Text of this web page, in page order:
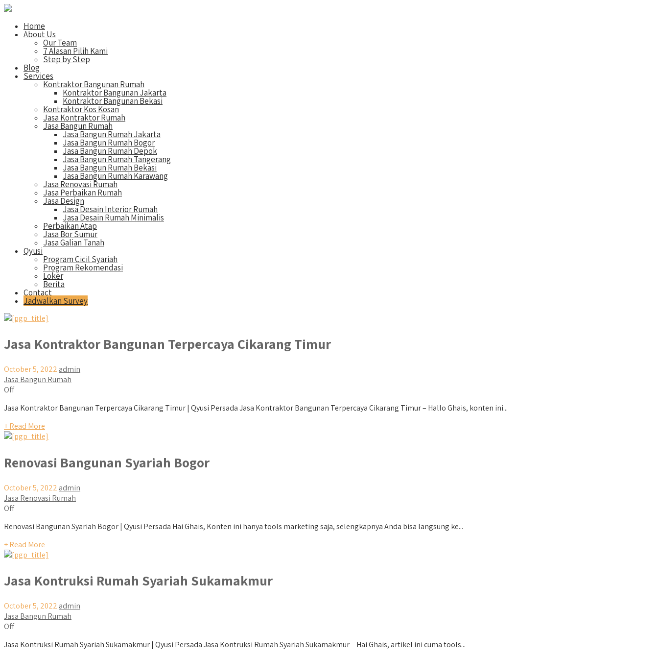
Home
About Us
Our Team
7 Alasan Pilih Kami
Step by Step
Blog
Services
Kontraktor Bangunan Rumah
Kontraktor Bangunan Jakarta
Kontraktor Bangunan Bekasi
Kontraktor Kos Kosan
Jasa Kontraktor Rumah
Jasa Bangun Rumah
Jasa Bangun Rumah Jakarta
Jasa Bangun Rumah Bogor
Jasa Bangun Rumah Depok
Jasa Bangun Rumah Tangerang
Jasa Bangun Rumah Bekasi
Jasa Bangun Rumah Karawang
Jasa Renovasi Rumah
Jasa Perbaikan Rumah
Jasa Design
Jasa Desain Interior Rumah
Jasa Desain Rumah Minimalis
Perbaikan Atap
Jasa Bor Sumur
Jasa Galian Tanah
Qyusi
Program Cicil Syariah
Program Rekomendasi
Loker
Berita
Contact
Jadwalkan Survey
Jasa Kontraktor Bangunan Terpercaya Cikarang Timur
October 5, 2022 admin
Jasa Bangun Rumah
Off
Jasa Kontraktor Bangunan Terpercaya Cikarang Timur | Qyusi Persada Jasa Kontraktor Bangunan Terpercaya Cikarang Timur – Hallo Ghais, konten ini...
+ Read More
Renovasi Bangunan Syariah Bogor
October 5, 2022 admin
Jasa Renovasi Rumah
Off
Renovasi Bangunan Syariah Bogor | Qyusi Persada Hai Ghais, Konten ini hanya tools marketing saja, selengkapnya Anda bisa langsung ke...
+ Read More
Jasa Kontruksi Rumah Syariah Sukamakmur
October 5, 2022 admin
Jasa Bangun Rumah
Off
Jasa Kontruksi Rumah Syariah Sukamakmur | Qyusi Persada Jasa Kontruksi Rumah Syariah Sukamakmur – Hai Ghais, artikel ini cuma tools...